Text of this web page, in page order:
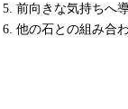
前向きな気持ちへ
他の石との組み合